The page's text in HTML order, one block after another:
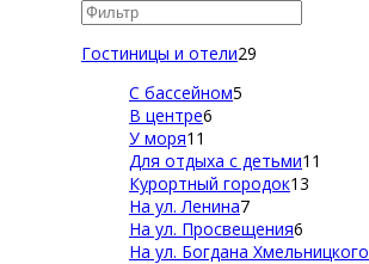
Гостиницы и отели29
С бассейном5
В центре6
У моря11
Для отдыха с детьми11
Курортный городок13
На ул. Ленина7
На ул. Просвещения6
На ул. Богдана Хмельницкого